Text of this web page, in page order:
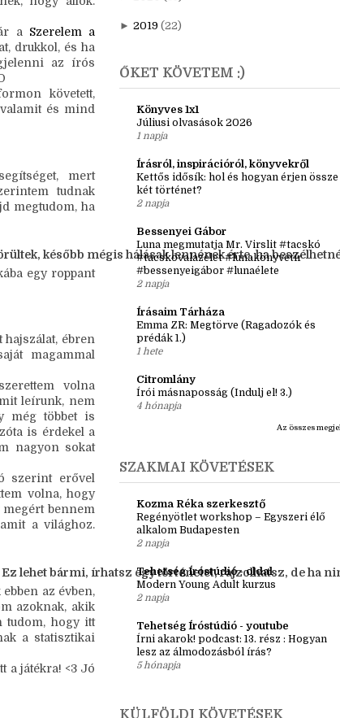
az Írók Őrült
egymást.
hogy állok.
a
drukkol, és ha
az írós
és mind
mert
megtudom, ha
később mégis hálásak lennének érte, ha
egy roppant
hajszálat, ébren
magammal
volna
leírunk, nem
még többet is
is érdekel a
nagyon sokat
szerint erővel
volna, hogy
a világhoz.
lehet bármi, írhatsz egy történetet, rajzolhatsz, de ha
az évben,
azoknak, akik
tudom, hogy itt
a statisztikai
► 2021 (7)
►2019 (22)
ŐKET KÖVETEM :)
Könyves 1x1
Júliusi olvasások 2026
1 napja
Kettős idősík: hol és hogyan érjen össze a
két történet?
2 napja
Bessenyei Gábor
#tacskóvalazélet #lunakönyvetír
#bessenyeigábor #lunaélete
2 napja
Emma ZR: Megtörve (Ragadozók és
prédák 1.)
1 hete
4 hónapja
Az összes
SZAKMAI KÖVETÉSEK
Regényötlet workshop – Egyszeri élő
alkalom Budapesten
2 napja
Tehetség Íróstúdió - oldal
Modern Young Adult kurzus
2 napja
lesz az álmodozásból írás?